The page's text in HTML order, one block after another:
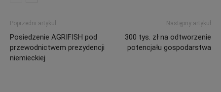
Poprzedni artykuł
Posiedzenie AGRIFISH pod
przewodnictwem prezydencji
niemieckiej
Następny artykuł
300 tys. zł na odtworzenie
potencjału gospodarstwa